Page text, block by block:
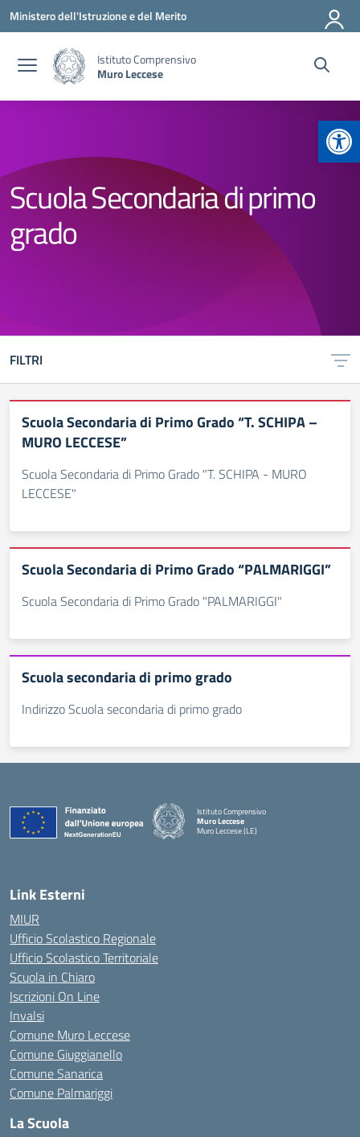
Vai ai contenuti
Vai al menu di navigazione
Vai al footer
Ministero dell'Istruzione e del Merito
Istituto Comprensivo
Muro Leccese
Scuola Secondaria di primo
grado
FILTRI
Scuola Secondaria di Primo Grado “T. SCHIPA –
MURO LECCESE”
Scuola Secondaria di Primo Grado "T. SCHIPA - MURO
LECCESE"
Scuola Secondaria di Primo Grado “PALMARIGGI”
Scuola Secondaria di Primo Grado "PALMARIGGI"
Scuola secondaria di primo grado
Indirizzo Scuola secondaria di primo grado
Istituto Comprensivo
Muro Leccese
Muro Leccese (LE)
Link Esterni
MIUR
Ufficio Scolastico Regionale
Ufficio Scolastico Territoriale
Scuola in Chiaro
Iscrizioni On Line
Invalsi
Comune Muro Leccese
Comune Giuggianello
Comune Sanarica
Comune Palmariggi
La Scuola